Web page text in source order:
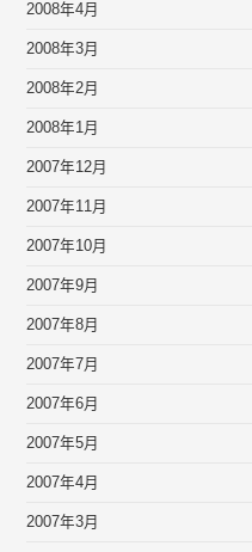
2008年4月
2008年3月
2008年2月
2008年1月
2007年12月
2007年11月
2007年10月
2007年9月
2007年8月
2007年7月
2007年6月
2007年5月
2007年4月
2007年3月